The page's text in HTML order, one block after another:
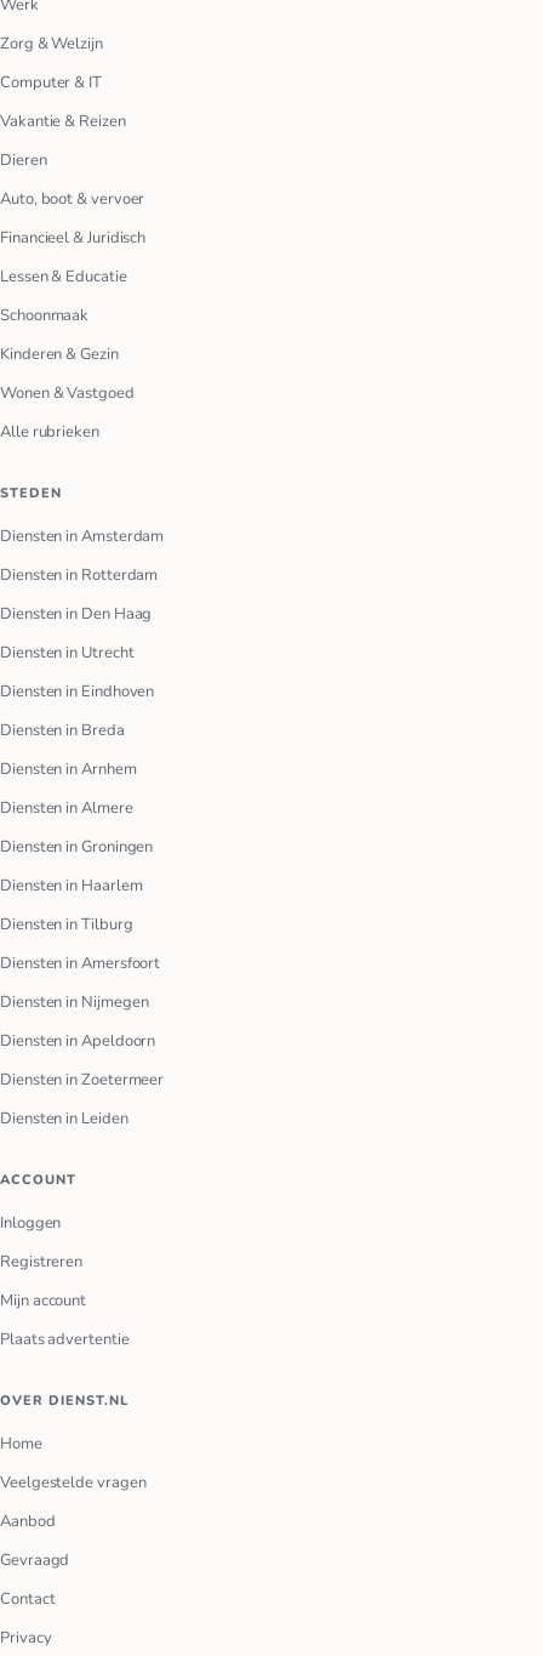
Werk
Zorg & Welzijn
Computer & IT
Vakantie & Reizen
Dieren
Auto, boot & vervoer
Financieel & Juridisch
Lessen & Educatie
Schoonmaak
Kinderen & Gezin
Wonen & Vastgoed
Alle rubrieken
STEDEN
Diensten in Amsterdam
Diensten in Rotterdam
Diensten in Den Haag
Diensten in Utrecht
Diensten in Eindhoven
Diensten in Breda
Diensten in Arnhem
Diensten in Almere
Diensten in Groningen
Diensten in Haarlem
Diensten in Tilburg
Diensten in Amersfoort
Diensten in Nijmegen
Diensten in Apeldoorn
Diensten in Zoetermeer
Diensten in Leiden
ACCOUNT
Inloggen
Registreren
Mijn account
Plaats advertentie
OVER DIENST.NL
Home
Veelgestelde vragen
Aanbod
Gevraagd
Contact
Privacy